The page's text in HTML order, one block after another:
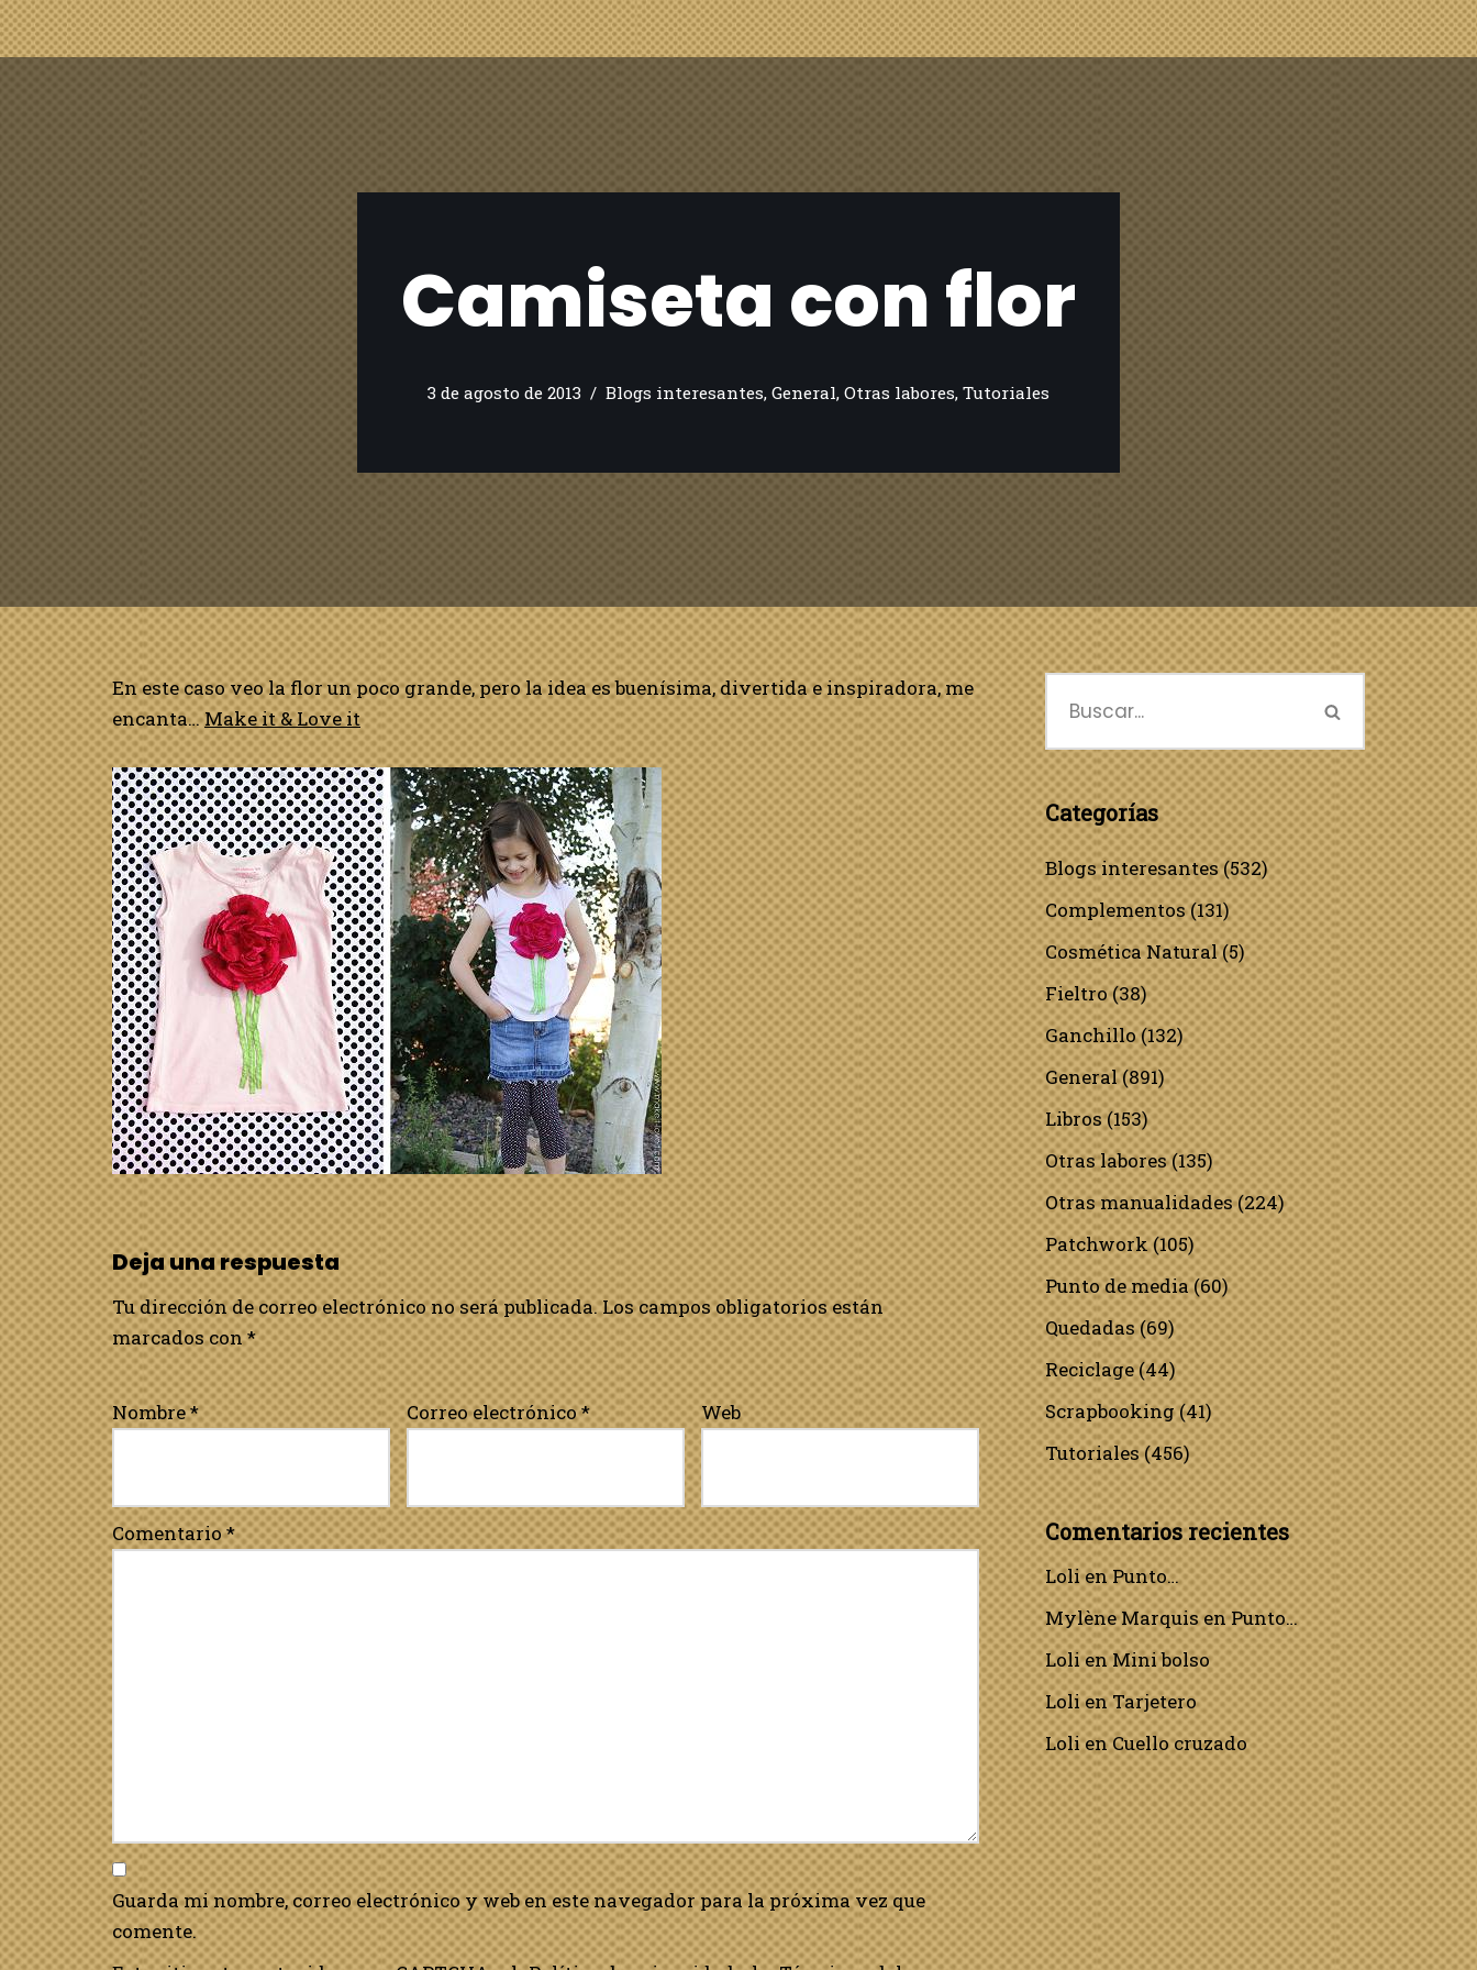
Camiseta con flor
3 de agosto de 2013 Blogs interesantes, General, Otras labores, Tutoriales
En este caso veo la flor un poco grande, pero la idea es buenísima, divertida e inspiradora, me
encanta…Make it & Love it
Deja una respuesta
Tu dirección de correo electrónico no será publicada. Los campos obligatorios están
marcados con*
Nombre* Correo electrónico* Web
Comentario*
Guarda mi nombre, correo electrónico y web en este navegador para la próxima vez que
comente.
Categorías
Blogs interesantes(532)
Complementos(131)
Cosmética Natural(5)
Fieltro(38)
Ganchillo(132)
General(891)
Libros(153)
Otras labores(135)
Otras manualidades(224)
Patchwork(105)
Punto de media(60)
Quedadas(69)
Reciclage(44)
Scrapbooking(41)
Tutoriales(456)
Comentarios recientes
LolienPunto…
Mylène MarquisenPunto…
LolienMini bolso
LolienTarjetero
LolienCuello cruzado